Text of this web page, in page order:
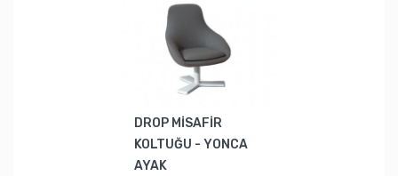
DROP MİSAFİR
KOLTUĞU - YONCA
AYAK